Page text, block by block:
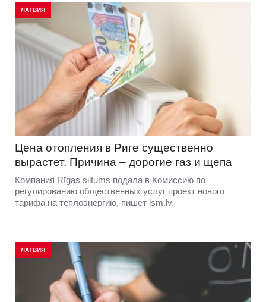
ЛАТВИЯ
Цена отопления в Риге существенно
вырастет. Причина – дорогие газ и щепа
Компания Rīgas siltums подала в Комиссию по
регулированию общественных услуг проект нового
тарифа на теплоэнергию, пишет lsm.lv.
ЛАТВИЯ